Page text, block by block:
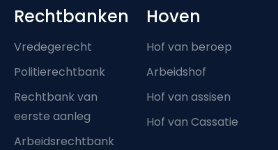
Footer-menu
Rechtbanken
Vredegerecht
Politierechtbank
Rechtbank van
eerste aanleg
Arbeidsrechtbank
Hoven
Hof van beroep
Arbeidshof
Hof van assisen
Hof van Cassatie